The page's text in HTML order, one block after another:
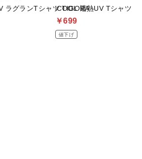
ラグランTシャツ TIGORAiCOOL 遮熱UV Tシャツ
￥699
値下げ